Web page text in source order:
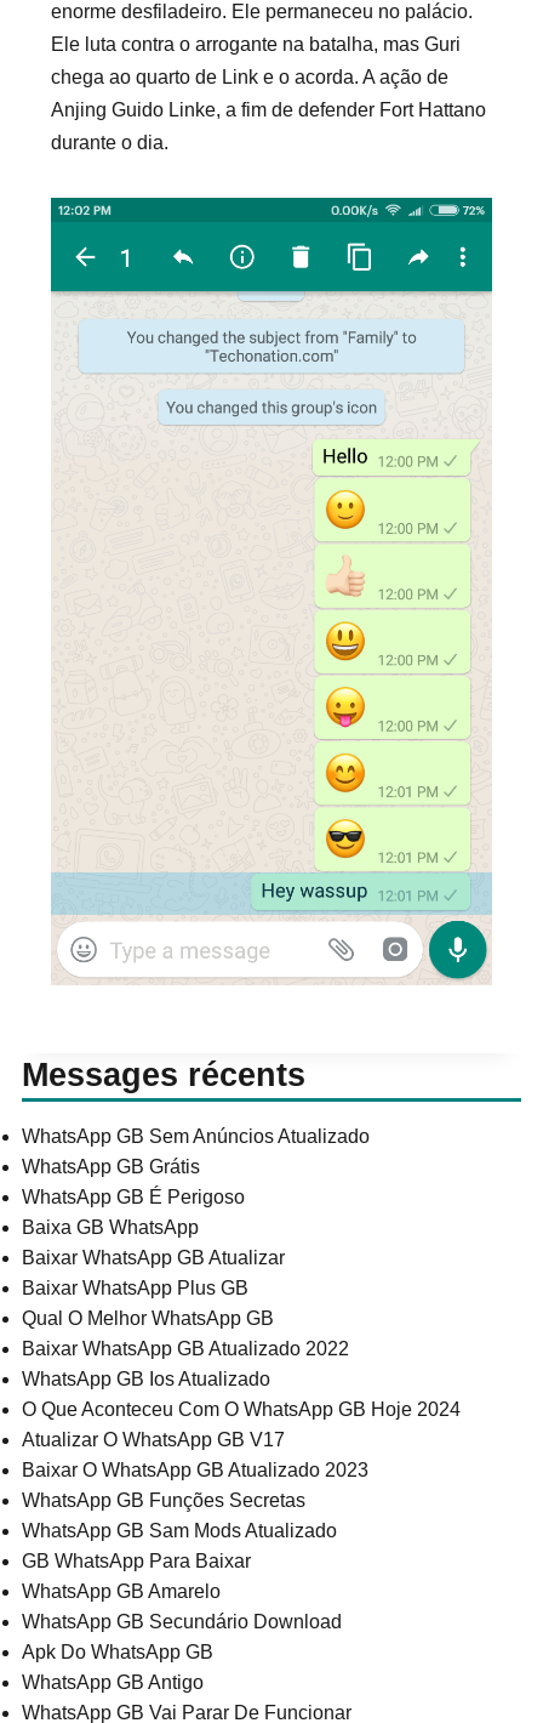
enorme desfiladeiro. Ele permaneceu no palácio.
Ele luta contra o arrogante na batalha, mas Guri
chega ao quarto de Link e o acorda. A ação de
Anjing Guido Linke, a fim de defender Fort Hattano
durante o dia.
Messages récents
WhatsApp GB Sem Anúncios Atualizado
WhatsApp GB Grátis
WhatsApp GB É Perigoso
Baixa GB WhatsApp
Baixar WhatsApp GB Atualizar
Baixar WhatsApp Plus GB
Qual O Melhor WhatsApp GB
Baixar WhatsApp GB Atualizado 2022
WhatsApp GB Ios Atualizado
O Que Aconteceu Com O WhatsApp GB Hoje 2024
Atualizar O WhatsApp GB V17
Baixar O WhatsApp GB Atualizado 2023
WhatsApp GB Funções Secretas
WhatsApp GB Sam Mods Atualizado
GB WhatsApp Para Baixar
WhatsApp GB Amarelo
WhatsApp GB Secundário Download
Apk Do WhatsApp GB
WhatsApp GB Antigo
WhatsApp GB Vai Parar De Funcionar